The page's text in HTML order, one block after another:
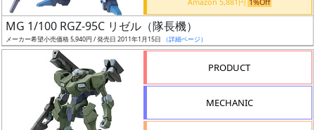
況
売
MG 1/100 RGZ-95C リゼル（隊長機）
メーカー希望小売価格 5,940円 / 発売日 2011年1月15日 （詳細ページ）
PRODUCT
MECHANIC